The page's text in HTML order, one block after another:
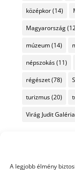
A legjobb élmény
középkor(14)
Magyarország
múzeum(14)
népszokás(11)
régészet(78)
turizmus(20)
Virág Judit Galéria